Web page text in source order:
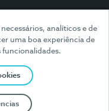
analíticos e de
uma boa experiência de
funcionalidades.